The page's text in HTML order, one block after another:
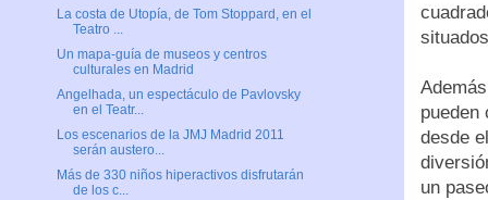
pueden
desde
un
La costa de Utopía, de Tom Stoppard, en el
Teatro ...
Un mapa-guía de museos y centros
culturales en Madrid
Angelhada, un espectáculo de Pavlovsky
en el Teatr...
Los escenarios de la JMJ Madrid 2011
serán austero...
Más de 330 niños hiperactivos disfrutarán
de los c...